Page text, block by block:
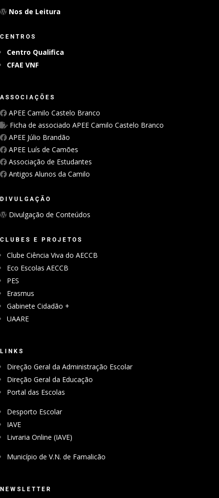
Nos de Leitura
CENTROS
Centro Qualifica
CFAE VNF
ASSOCIAÇÕES
APEE Camilo Castelo Branco
Ficha de associado APEE Camilo Castelo Branco
APEE Júlio Brandão
APEE Luís de Camões
Associação de Estudantes
Antigos Alunos da Camilo
DIVULGAÇÃO
Divulgação de Conteúdos
CLUBES E PROJETOS
Clube Ciência Viva do AECCB
Eco Escolas AECCB
PES
Erasmus
Gabinete Cidadão +
UAARE
LINKS
Direção Geral da Administração Escolar
Direção Geral da Educação
Portal das Escolas
Desporto Escolar
IAVE
Livraria Online (IAVE)
Município de V.N. de Famalicão
NEWSLETTER